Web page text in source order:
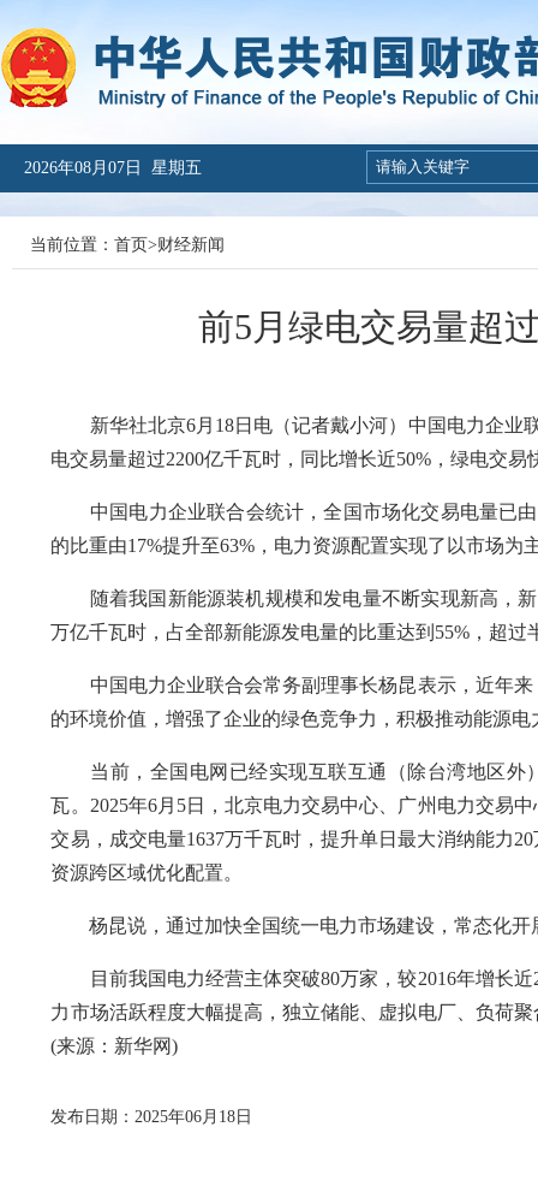
2026年08月07日 星期五
当前位置： 首页>财经新闻
前5月绿电交易量超
新华社北京6月18日电（记者戴小河）中国电力企业
电交易量超过2200亿千瓦时，同比增长近50%，绿电交易
中国电力企业联合会统计，全国市场化交易电量已由
的比重由17%提升至63%，电力资源配置实现了以市场为
随着我国新能源装机规模和发电量不断实现新高，新
万亿千瓦时，占全部新能源发电量的比重达到55%，超
中国电力企业联合会常务副理事长杨昆表示，近年来
的环境价值，增强了企业的绿色竞争力，积极推动能源
当前，全国电网已经实现互联互通（除台湾地区外
瓦。2025年6月5日，北京电力交易中心、广州电力交易
交易，成交电量1637万千瓦时，提升单日最大消纳能力
资源跨区域优化配置。
杨昆说，通过加快全国统一电力市场建设，常态化开
目前我国电力经营主体突破80万家，较2016年增长近
力市场活跃程度大幅提高，独立储能、虚拟电厂、负荷
(来源：新华网)
发布日期：2025年06月18日